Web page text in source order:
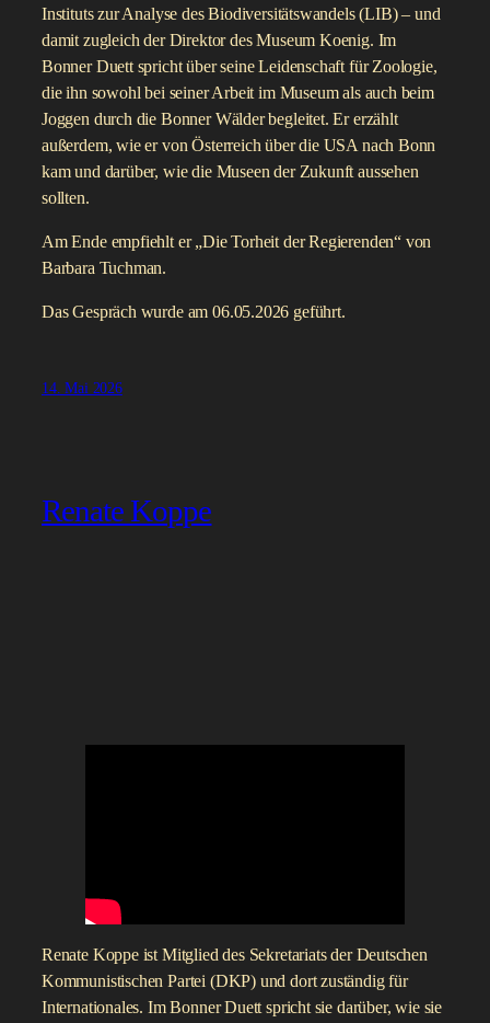
Instituts zur Analyse des Biodiversitätswandels (LIB) – und
damit zugleich der Direktor des Museum Koenig. Im
Bonner Duett spricht über seine Leidenschaft für Zoologie,
die ihn sowohl bei seiner Arbeit im Museum als auch beim
Joggen durch die Bonner Wälder begleitet. Er erzählt
außerdem, wie er von Österreich über die USA nach Bonn
kam und darüber, wie die Museen der Zukunft aussehen
sollten.
Am Ende empfiehlt er „Die Torheit der Regierenden“ von
Barbara Tuchman.
Das Gespräch wurde am 06.05.2026 geführt.
14. Mai 2026
Renate Koppe
Renate Koppe ist Mitglied des Sekretariats der Deutschen
Kommunistischen Partei (DKP) und dort zuständig für
Internationales. Im Bonner Duett spricht sie darüber, wie sie